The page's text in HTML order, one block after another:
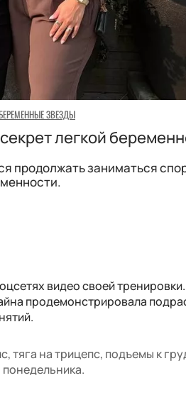
ЗВЕЗДЫ
легкой
продолжать заниматься
видео своей
продемонстрировала
тяга на трицепс, подъемы к